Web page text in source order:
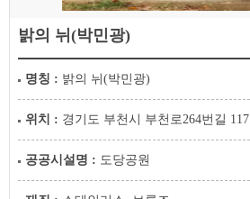
밝의 뉘(박민광)
명칭 : 밝의 뉘(박민광)
위치 : 경기도 부천시 부천로264번길 117
공공시설명 : 도당공원